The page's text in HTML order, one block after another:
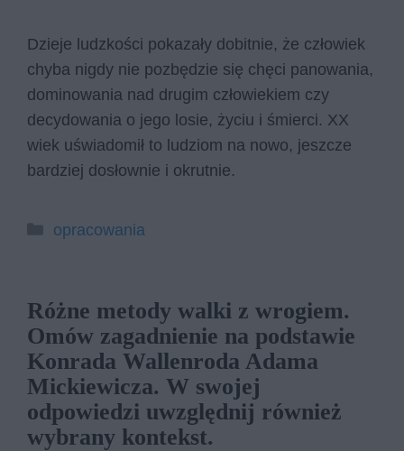
Dzieje ludzkości pokazały dobitnie, że człowiek
chyba nigdy nie pozbędzie się chęci panowania,
dominowania nad drugim człowiekiem czy
decydowania o jego losie, życiu i śmierci. XX
wiek uświadomił to ludziom na nowo, jeszcze
bardziej dosłownie i okrutnie.
Kategorie
opracowania
Różne metody walki z wrogiem.
Omów zagadnienie na podstawie
Konrada Wallenroda Adama
Mickiewicza. W swojej
odpowiedzi uwzględnij również
wybrany kontekst.